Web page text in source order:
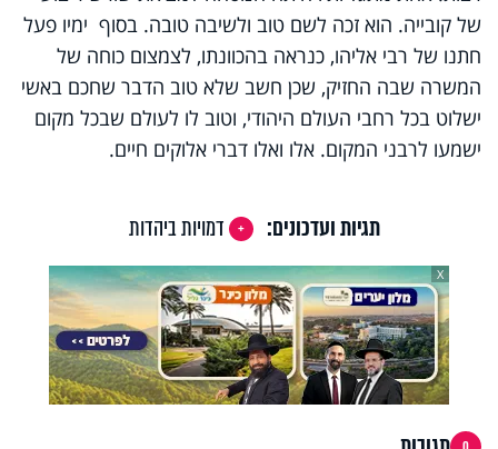
של קובייה. הוא זכה לשם טוב ולשיבה טובה. בסוף ימיו פעל
חתנו של רבי אליהו, כנראה בהכוונתו, לצמצום כוחה של
המשרה שבה החזיק, שכן חשב שלא טוב הדבר שחכם באשי
ישלוט בכל רחבי העולם היהודי, וטוב לו לעולם שבכל מקום
ישמעו לרבני המקום. אלו ואלו דברי אלוקים חיים.
תגיות ועדכונים: דמויות ביהדות
X